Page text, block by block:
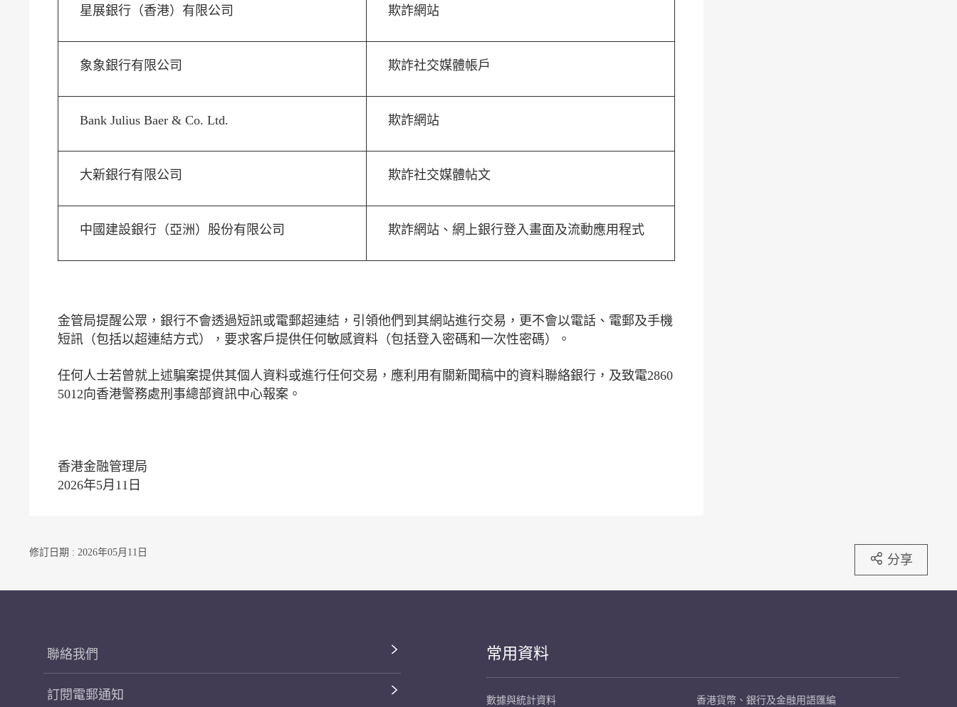
星展銀行（香港）有限公司 欺詐網站
象象銀行有限公司 欺詐社交媒體帳戶
Bank Julius Baer & Co. Ltd. 欺詐網站
大新銀行有限公司 欺詐社交媒體帖文
中國建設銀行（亞洲）股份有限公司 欺詐網站、網上銀行登入畫面及流動應用程式
金管局提醒公眾，銀行不會透過短訊或電郵超連結，引領他們到其網站進行交易，更不會以電話、電郵及手機
短訊（包括以超連結方式），要求客戶提供任何敏感資料（包括登入密碼和一次性密碼）。
任何人士若曾就上述騙案提供其個人資料或進行任何交易，應利用有關新聞稿中的資料聯絡銀行，及致電2860
5012向香港警務處刑事總部資訊中心報案。
香港金融管理局
2026年5月11日
修訂日期 : 2026年05月11日 分享
聯絡我們
訂閱電郵通知
常用資料
數據與統計資料 香港貨幣、銀行及金融用語匯編